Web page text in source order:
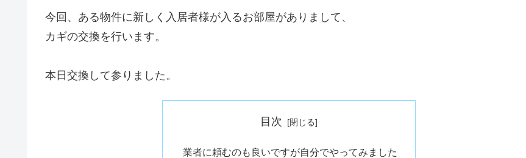
今回、ある物件に新しく入居者様が入るお部屋がありまして、
カギの交換を行います。
本日交換して参りました。
目次
業者に頼むのも良いですが自分でやってみました